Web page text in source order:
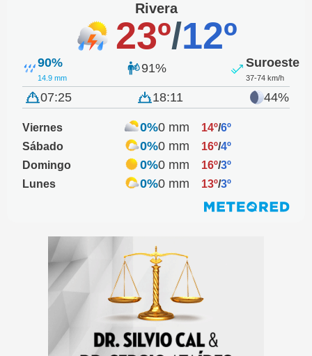
Rivera
23º/12º
90%
14.9 mm
91% Suroeste
37-74 km/h
07:25 18:11 44%
Viernes 0%0 mm 14º/6º
Sábado
0%0 mm 16º/4º
Domingo
0%0 mm 16º/3º
Lunes
0%0 mm 13º/3º